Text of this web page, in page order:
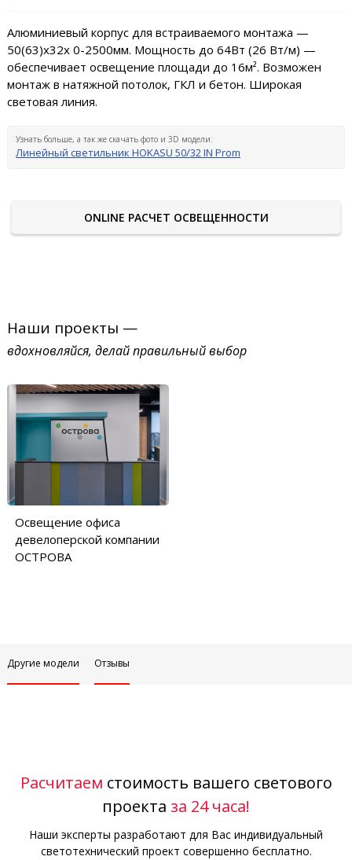
Алюминиевый корпус для встраиваемого монтажа —
50(63)х32x 0-2500мм. Мощность до 64Вт (26 Вт/м) —
обеспечивает освещение площади до 16м². Возможен
монтаж в натяжной потолок, ГКЛ и бетон. Широкая
световая линия.
Узнать больше, а так же скачать фото и 3D модели:
Линейный светильник HOKASU 50/32 IN Prom
ONLINE РАСЧЕТ ОСВЕЩЕННОСТИ
Наши проекты —
вдохновляйся, делай правильный выбор
Освещение офиса
девелоперской компании
ОСТРОВА
Другие модели Отзывы
Расчитаем стоимость вашего светового
проекта за 24 часа!
Наши эксперты разработают для Вас индивидуальный
светотехнический проект совершенно бесплатно.